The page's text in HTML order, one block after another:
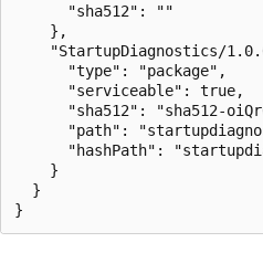
      "sha512": ""
    },
"StartupDiagnostics/
      "type": "package",
      "serviceable": true,
"sha512": "sha512-
"path":
"hashPath":
    }
  }